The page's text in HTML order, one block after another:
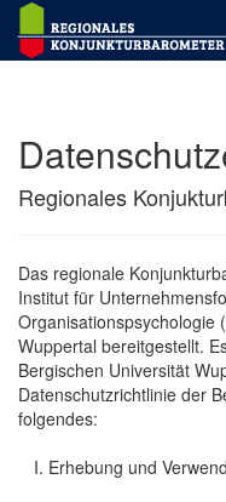
Regionales
Das regionale
Institut für
Organisationspsychologie
Wuppertal bereitgestellt.
Bergischen Universität
Datenschutzrichtlinie der
folgendes:
Erhebung und